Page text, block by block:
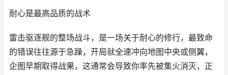
耐心是最高品质的战术
雷击驱逐舰的整场战斗，是一场关于耐心的修行，最致命
的错误往往源于急躁，开局就全速冲向地图中央或侧翼，
企图早期取得战果，这通常会导致你率先被集火消灭，正